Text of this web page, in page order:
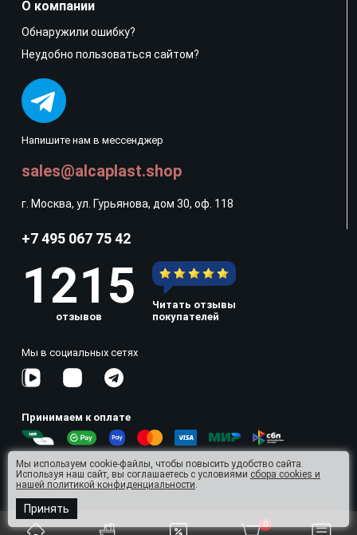
0
Напишите нам в мессенджер
sales@alcaplast.shop
г. Москва, ул. Гурьянова, дом 30, оф. 118
О компании
Обнаружили ошибку?
Неудобно пользоваться сайтом?
+7 495 067 75 42
1215
отзывов
Читать отзывы
покупателей
Мы в социальных сетях
Принимаем к оплате
© 2026 Omnisan Group
Мы используем cookie-файлы, чтобы повысить удобство сайта.
Используя наш сайт, вы соглашаетесь с условиями сбора cookies и
нашей политикой конфиденциальности.
Принять